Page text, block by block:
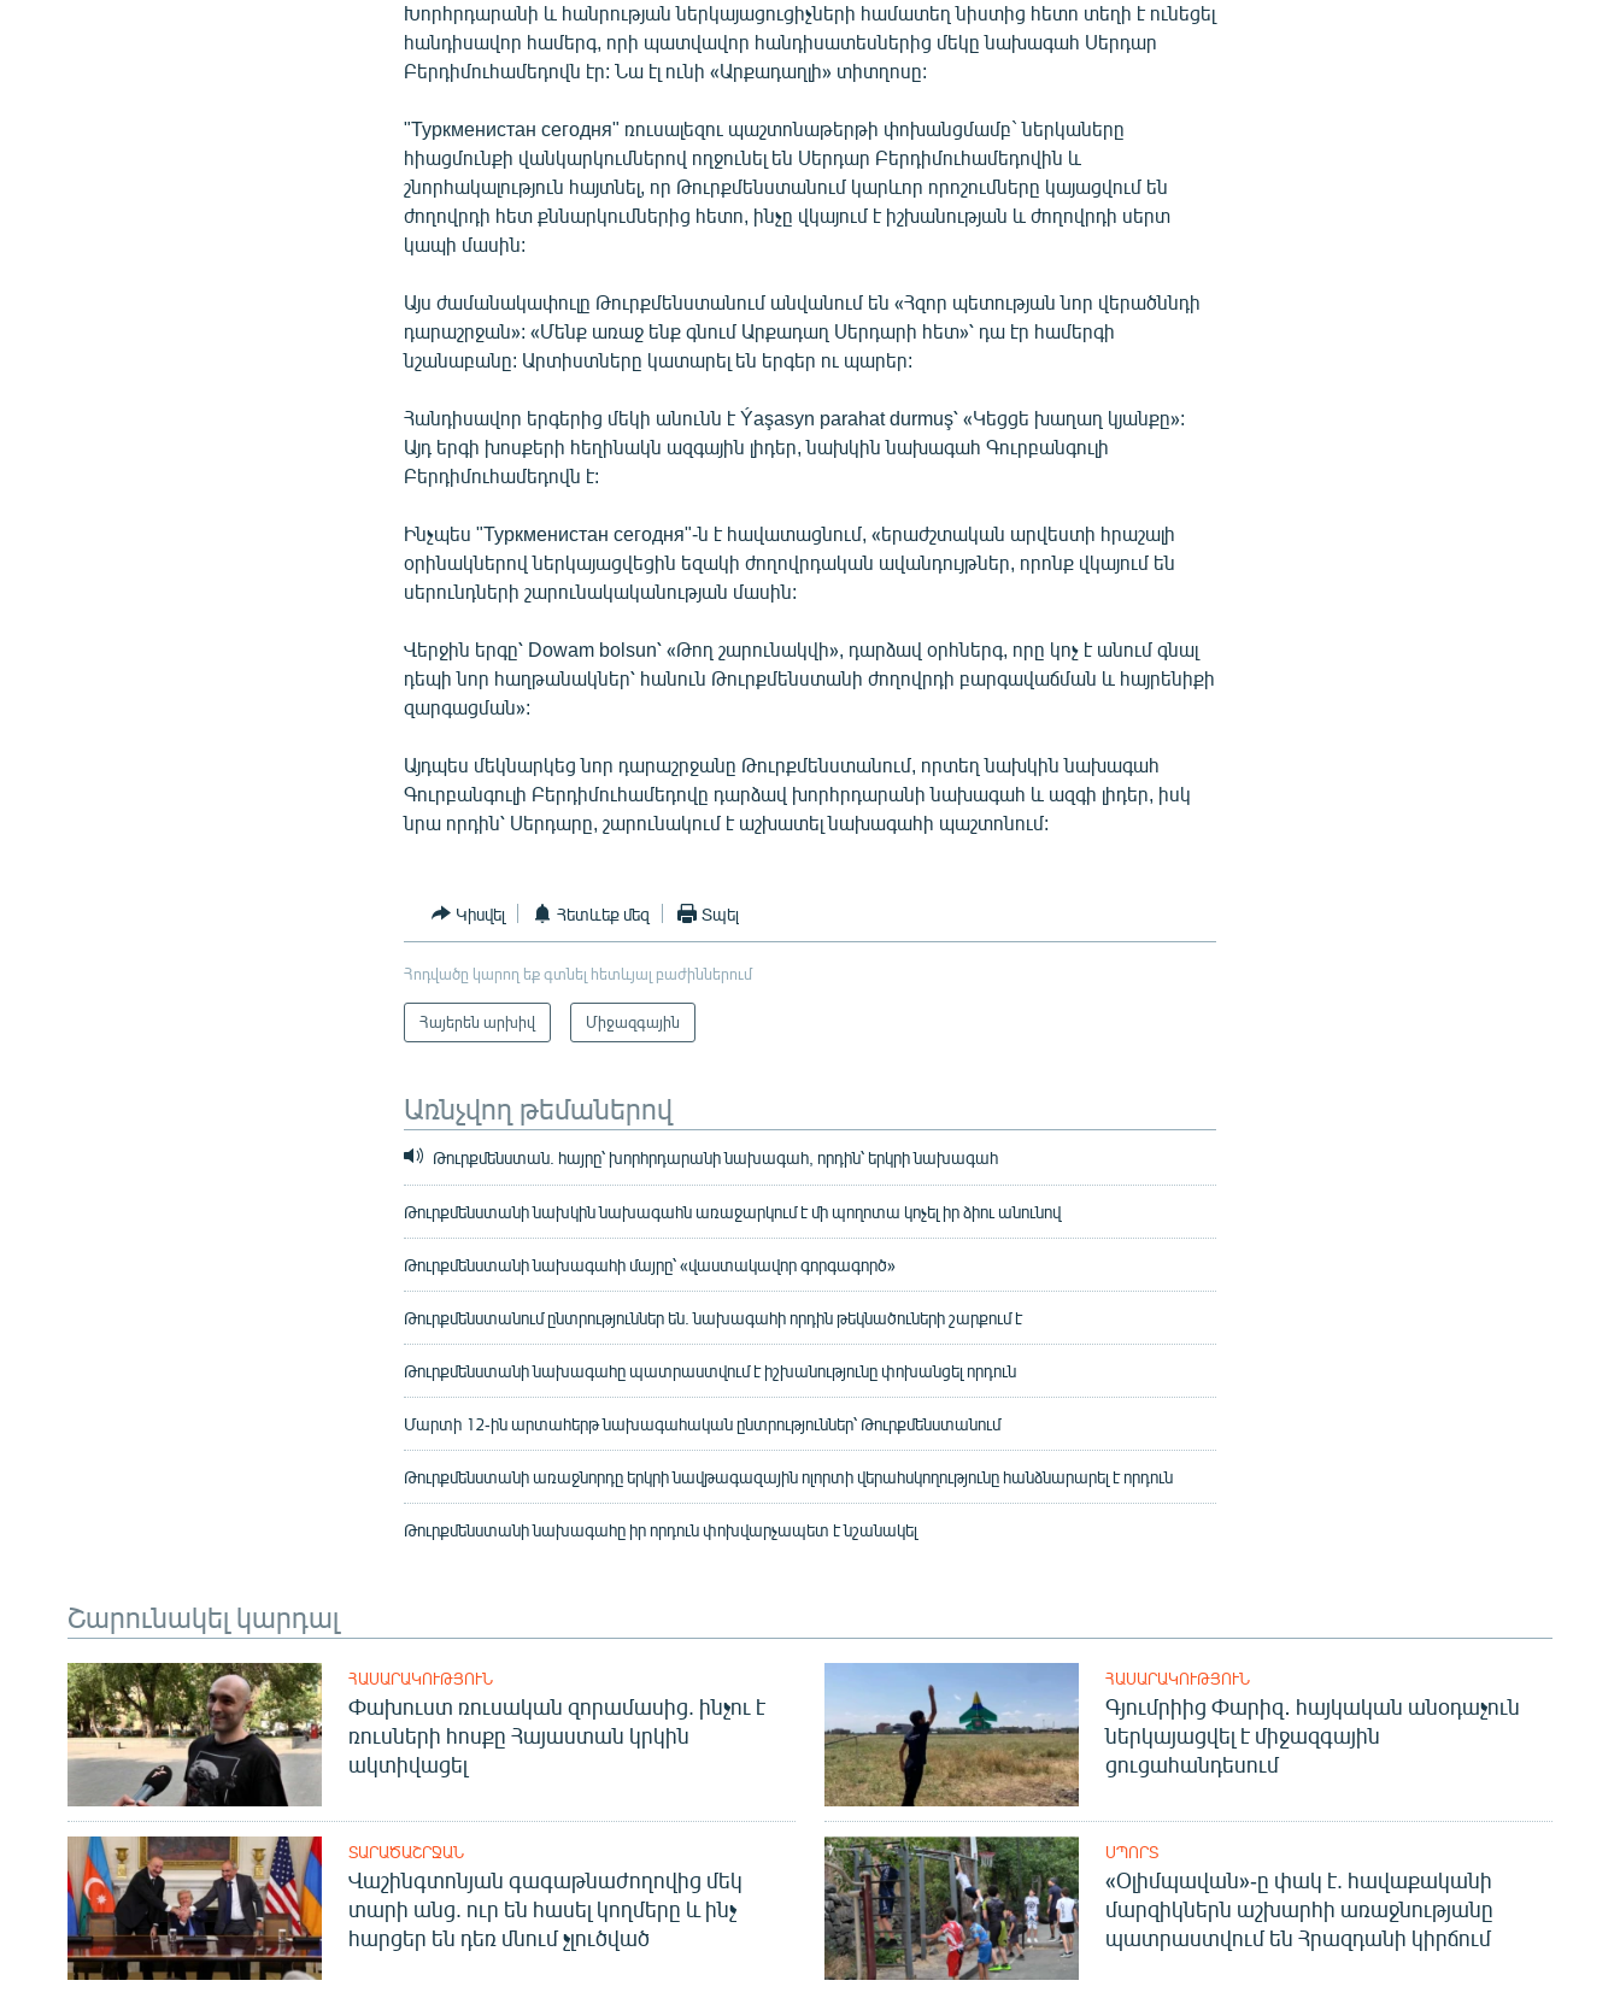
Խորհրդարանի և հանրության ներկայացուցիչների համատեղ նիստից հետո տեղի է ունեցել
հանդիսավոր համերգ, որի պատվավոր հանդիսատեսներից մեկը նախագահ Սերդար
Բերդիմուհամեդովն էր: Նա էլ ունի «Արքադաղլի» տիտղոսը:
"Туркменистан сегодня" ռուսալեզու պաշտոնաթերթի փոխանցմամբ` ներկաները
հիացմունքի վանկարկումներով ողջունել են Սերդար Բերդիմուհամեդովին և
շնորհակալություն հայտնել, որ Թուրքմենստանում կարևոր որոշումները կայացվում են
ժողովրդի հետ քննարկումներից հետո, ինչը վկայում է իշխանության և ժողովրդի սերտ
կապի մասին:
Այս ժամանակափուլը Թուրքմենստանում անվանում են «Հզոր պետության նոր վերածննդի
դարաշրջան»: «Մենք առաջ ենք գնում Արքադաղ Սերդարի հետ»՝ դա էր համերգի
նշանաբանը: Արտիստները կատարել են երգեր ու պարեր:
Հանդիսավոր երգերից մեկի անունն է Ýaşasyn parahat durmuş՝ «Կեցցե խաղաղ կյանքը»:
Այդ երգի խոսքերի հեղինակն ազգային լիդեր, նախկին նախագահ Գուրբանգուլի
Բերդիմուհամեդովն է:
Ինչպես "Туркменистан сегодня"-ն է հավատացնում, «երաժշտական արվեստի հրաշալի
օրինակներով ներկայացվեցին եզակի ժողովրդական ավանդույթներ, որոնք վկայում են
սերունդների շարունակականության մասին:
Վերջին երգը՝ Dowam bolsun՝ «Թող շարունակվի», դարձավ օրհներգ, որը կոչ է անում գնալ
դեպի նոր հաղթանակներ՝ հանուն Թուրքմենստանի ժողովրդի բարգավաճման և հայրենիքի
զարգացման»:
Այդպես մեկնարկեց նոր դարաշրջանը Թուրքմենստանում, որտեղ նախկին նախագահ
Գուրբանգուլի Բերդիմուհամեդովը դարձավ խորհրդարանի նախագահ և ազգի լիդեր, իսկ
նրա որդին՝ Սերդարը, շարունակում է աշխատել նախագահի պաշտոնում:
Կիսվել Հետևեք մեզ Տպել
Հոդվածը կարող եք գտնել հետևյալ բաժիններում
Հայերեն արխիվ Միջազգային
Առնչվող թեմաներով
Թուրքմենստան. հայրը՝ խորհրդարանի նախագահ, որդին՝ երկրի նախագահ
Թուրքմենստանի նախկին նախագահն առաջարկում է մի պողոտա կոչել իր ձիու անունով
Թուրքմենստանի նախագահի մայրը՝ «վաստակավոր գորգագործ»
Թուրքմենստանում ընտրություններ են. նախագահի որդին թեկնածուների շարքում է
Թուրքմենստանի նախագահը պատրաստվում է իշխանությունը փոխանցել որդուն
Մարտի 12-ին արտահերթ նախագահական ընտրություններ՝ Թուրքմենստանում
Թուրքմենստանի առաջնորդը երկրի նավթագազային ոլորտի վերահսկողությունը հանձնարարել է որդուն
Թուրքմենստանի նախագահը իր որդուն փոխվարչապետ է նշանակել
Շարունակել կարդալ
ՀԱՍԱՐԱԿՈՒԹՅՈՒՆ
Փախուստ ռուսական զորամասից. ինչու է
ռուսների հոսքը Հայաստան կրկին
ակտիվացել
ՀԱՍԱՐԱԿՈՒԹՅՈՒՆ
Գյումրիից Փարիզ․ հայկական անօդաչուն
ներկայացվել է միջազգային
ցուցահանդեսում
ՏԱՐԱԾԱՇՐՋԱՆ
Վաշինգտոնյան գագաթնաժողովից մեկ
տարի անց. ուր են հասել կողմերը և ինչ
հարցեր են դեռ մնում չլուծված
ՍՊՈՐՏ
«Օլիմպավան»-ը փակ է. հավաքականի
մարզիկներն աշխարհի առաջնությանը
պատրաստվում են Հրազդանի կիրճում